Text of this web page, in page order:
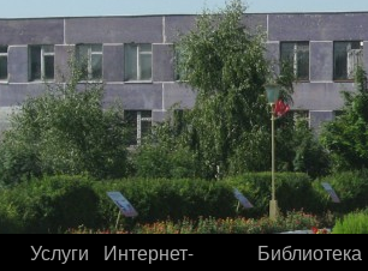
Услуги
Интернет-
Библиотека